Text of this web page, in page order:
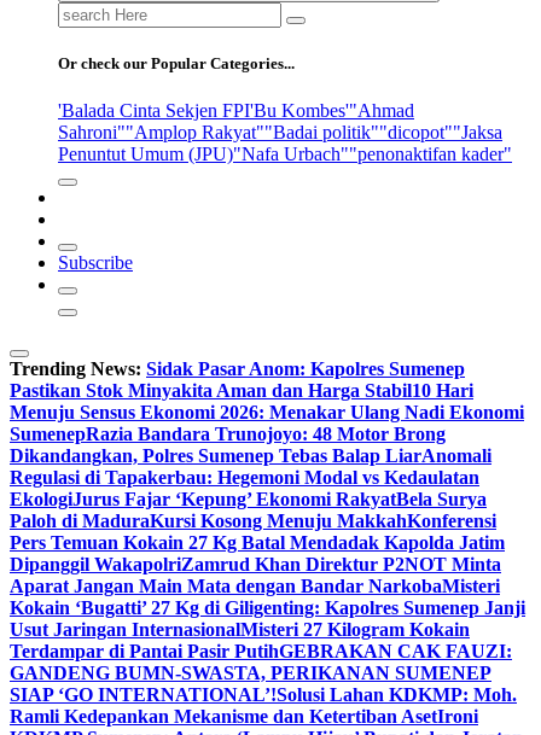
Search
for:
Or check our Popular Categories...
'Balada Cinta Sekjen FPI'Bu Kombes'"Ahmad
Sahroni""Amplop Rakyat""Badai politik""dicopot""Jaksa
Penuntut Umum (JPU)"Nafa Urbach""penonaktifan kader"
Subscribe
Trending News: Sidak Pasar Anom: Kapolres Sumenep
Pastikan Stok Minyakita Aman dan Harga Stabil10 Hari
Menuju Sensus Ekonomi 2026: Menakar Ulang Nadi Ekonomi
SumenepRazia Bandara Trunojoyo: 48 Motor Brong
Dikandangkan, Polres Sumenep Tebas Balap LiarAnomali
Regulasi di Tapakerbau: Hegemoni Modal vs Kedaulatan
EkologiJurus Fajar ‘Kepung’ Ekonomi RakyatBela Surya
Paloh di MaduraKursi Kosong Menuju MakkahKonferensi
Pers Temuan Kokain 27 Kg Batal Mendadak Kapolda Jatim
Dipanggil WakapolriZamrud Khan Direktur P2NOT Minta
Aparat Jangan Main Mata dengan Bandar NarkobaMisteri
Kokain ‘Bugatti’ 27 Kg di Giligenting: Kapolres Sumenep Janji
Usut Jaringan InternasionalMisteri 27 Kilogram Kokain
Terdampar di Pantai Pasir PutihGEBRAKAN CAK FAUZI:
GANDENG BUMN-SWASTA, PERIKANAN SUMENEP
SIAP ‘GO INTERNATIONAL’!Solusi Lahan KDKMP: Moh.
Ramli Kedepankan Mekanisme dan Ketertiban AsetIroni